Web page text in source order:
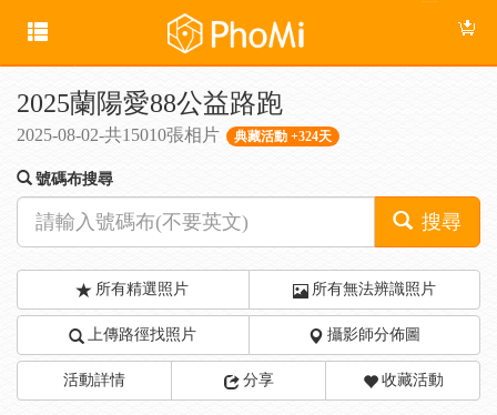
2025蘭陽愛88公益路跑
2025-08-02-共15010張相片 典藏活動 +324天
號碼布搜尋
搜尋
所有精選照片 所有無法辨識照片
上傳路徑找照片 攝影師分佈圖
活動詳情 分享 收藏活動